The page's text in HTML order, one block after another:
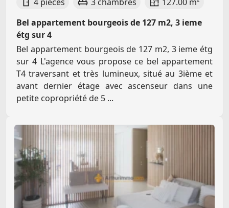
Bel appartement bourgeois de 127 m2, 3 ieme
étg sur 4
Bel appartement bourgeois de 127 m2, 3 ieme étg
sur 4 L'agence vous propose ce bel appartement
T4 traversant et très lumineux, situé au 3ième et
avant dernier étage avec ascenseur dans une
petite copropriété de 5 ...